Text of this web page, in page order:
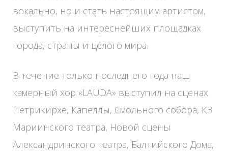
вокально, но и стать настоящим артистом,
выступить на интереснейших площадках
города, страны и целого мира.
В течение только последнего года наш
камерный хор «LAUDA» выступил на сценах
Петрикирхе, Капеллы, Смольного собора, КЗ
Мариинского театра, Новой сцены
Александринского театра, Балтийского Дома,